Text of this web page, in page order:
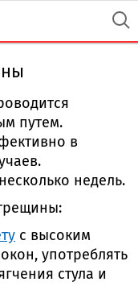
путем.
в
недель.
с высоким
употреблять
стула и